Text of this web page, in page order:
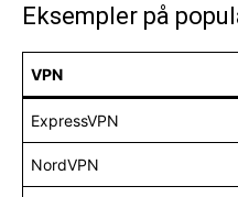
Eksempler på
VPN
ExpressVPN
NordVPN